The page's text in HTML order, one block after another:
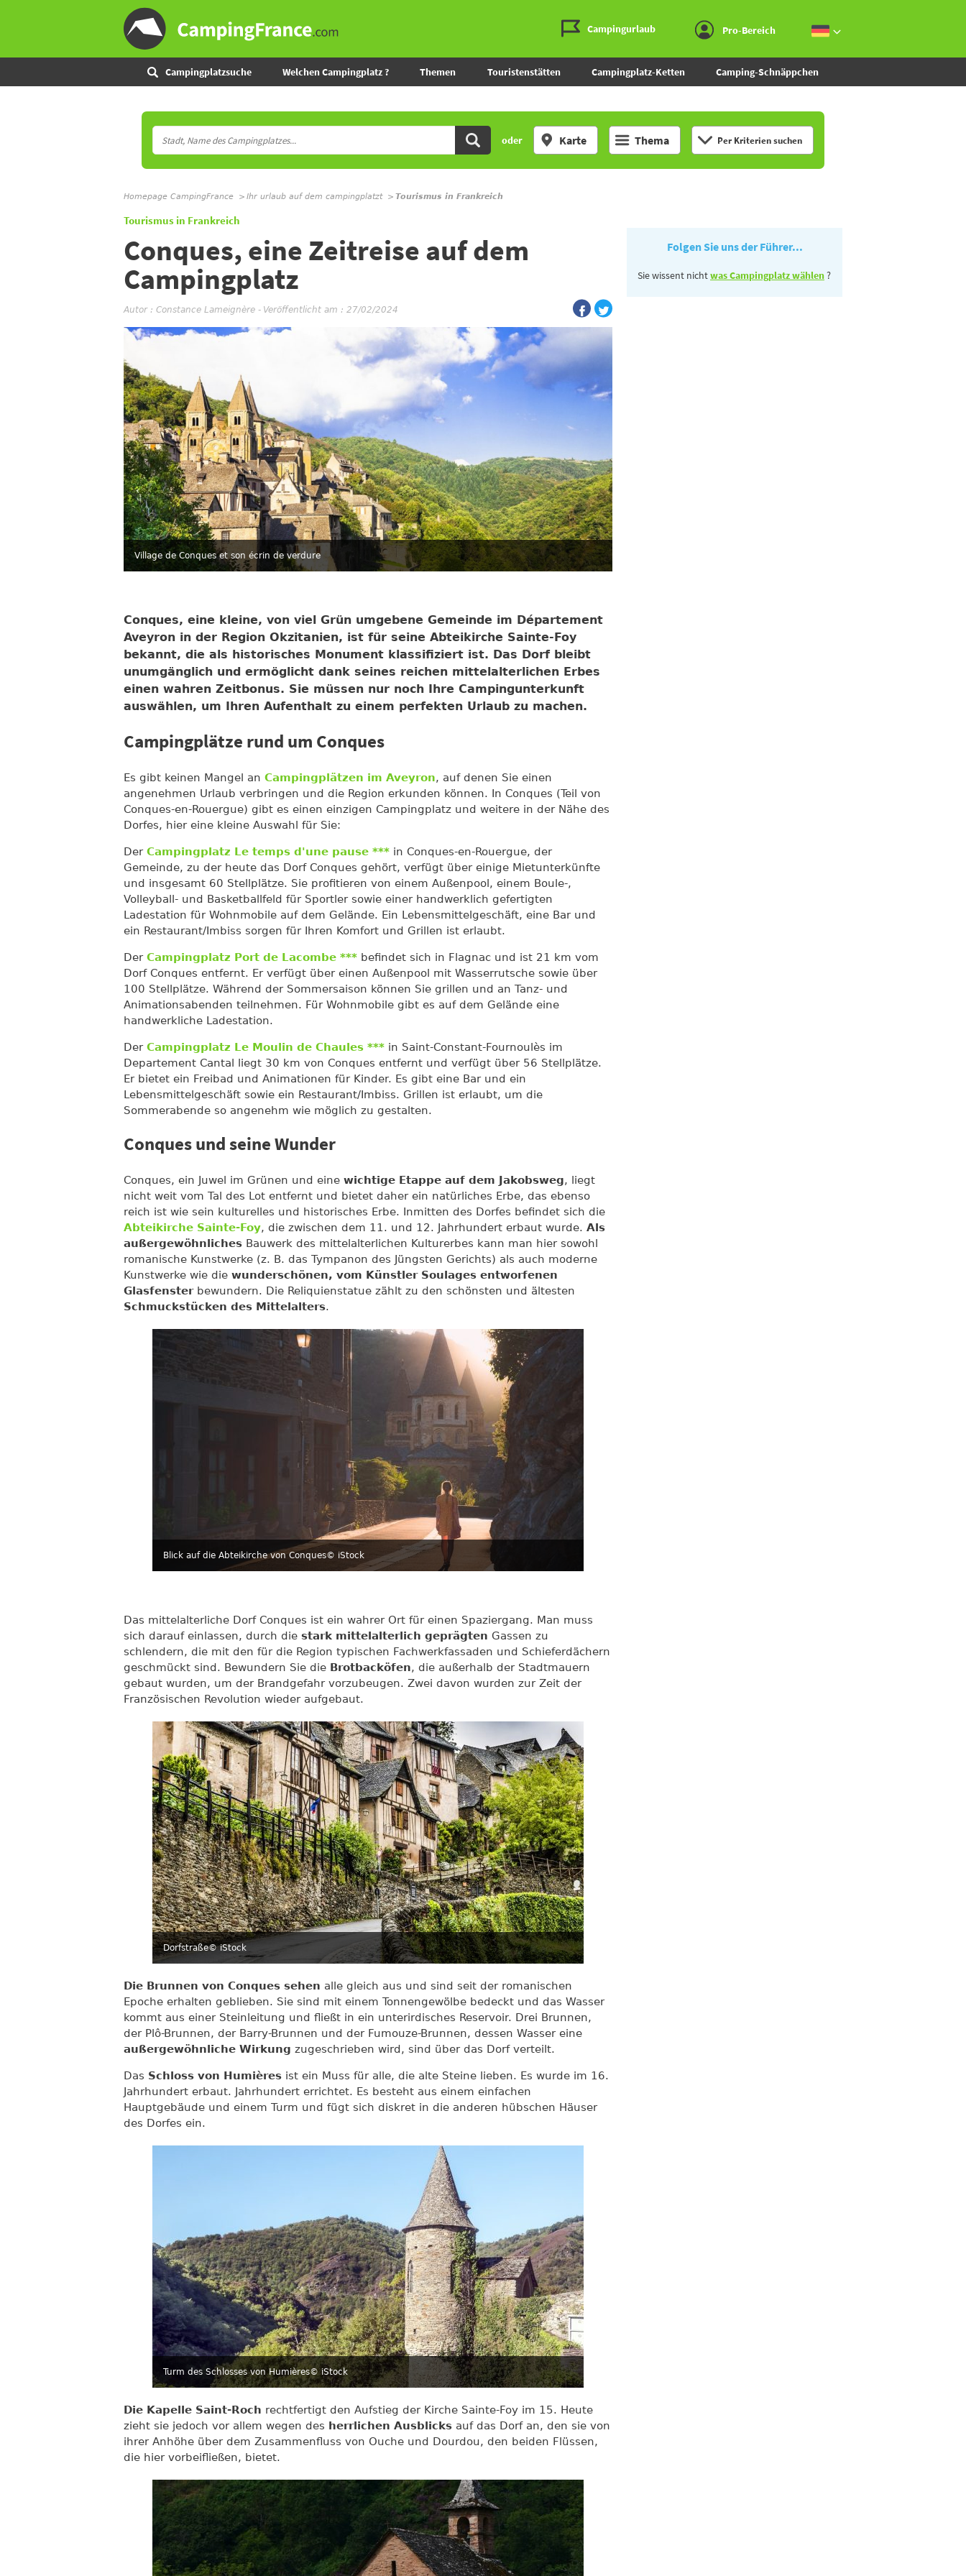
Campingurlaub Pro-Bereich
Campingplatzsuche Welchen Campingplatz ? Themen Touristenstätten Campingplatz-Ketten Camping-Schnäppchen
oder Karte Thema Per Kriterien suchen
Homepage CampingFrance Ihr urlaub auf dem campingplatzt Tourismus in Frankreich
Tourismus in Frankreich
Conques, eine Zeitreise auf dem
Campingplatz
Autor : Constance Lameignère - Veröffentlicht am : 27/02/2024
Village de Conques et son écrin de verdure
Conques, eine kleine, von viel Grün umgebene Gemeinde im Département
Aveyron in der Region Okzitanien, ist für seine Abteikirche Sainte-Foy
bekannt, die als historisches Monument klassifiziert ist. Das Dorf bleibt
unumgänglich und ermöglicht dank seines reichen mittelalterlichen Erbes
einen wahren Zeitbonus. Sie müssen nur noch Ihre Campingunterkunft
auswählen, um Ihren Aufenthalt zu einem perfekten Urlaub zu machen.
Campingplätze rund um Conques
Es gibt keinen Mangel an Campingplätzen im Aveyron, auf denen Sie einen
angenehmen Urlaub verbringen und die Region erkunden können. In Conques (Teil von
Conques-en-Rouergue) gibt es einen einzigen Campingplatz und weitere in der Nähe des
Dorfes, hier eine kleine Auswahl für Sie:
Der Campingplatz Le temps d'une pause *** in Conques-en-Rouergue, der
Gemeinde, zu der heute das Dorf Conques gehört, verfügt über einige Mietunterkünfte
und insgesamt 60 Stellplätze. Sie profitieren von einem Außenpool, einem Boule-,
Volleyball- und Basketballfeld für Sportler sowie einer handwerklich gefertigten
Ladestation für Wohnmobile auf dem Gelände. Ein Lebensmittelgeschäft, eine Bar und
ein Restaurant/Imbiss sorgen für Ihren Komfort und Grillen ist erlaubt.
Der Campingplatz Port de Lacombe *** befindet sich in Flagnac und ist 21 km vom
Dorf Conques entfernt. Er verfügt über einen Außenpool mit Wasserrutsche sowie über
100 Stellplätze. Während der Sommersaison können Sie grillen und an Tanz- und
Animationsabenden teilnehmen. Für Wohnmobile gibt es auf dem Gelände eine
handwerkliche Ladestation.
Der Campingplatz Le Moulin de Chaules *** in Saint-Constant-Fournoulès im
Departement Cantal liegt 30 km von Conques entfernt und verfügt über 56 Stellplätze.
Er bietet ein Freibad und Animationen für Kinder. Es gibt eine Bar und ein
Lebensmittelgeschäft sowie ein Restaurant/Imbiss. Grillen ist erlaubt, um die
Sommerabende so angenehm wie möglich zu gestalten.
Conques und seine Wunder
Conques, ein Juwel im Grünen und eine wichtige Etappe auf dem Jakobsweg, liegt
nicht weit vom Tal des Lot entfernt und bietet daher ein natürliches Erbe, das ebenso
reich ist wie sein kulturelles und historisches Erbe. Inmitten des Dorfes befindet sich die
Abteikirche Sainte-Foy, die zwischen dem 11. und 12. Jahrhundert erbaut wurde. Als
außergewöhnliches Bauwerk des mittelalterlichen Kulturerbes kann man hier sowohl
romanische Kunstwerke (z. B. das Tympanon des Jüngsten Gerichts) als auch moderne
Kunstwerke wie die wunderschönen, vom Künstler Soulages entworfenen
Glasfensterbewundern. Die Reliquienstatue zählt zu den schönsten und ältesten
Schmuckstücken des Mittelalters.
Blick auf die Abteikirche von Conques© iStock
Das mittelalterliche Dorf Conques ist ein wahrer Ort für einen Spaziergang. Man muss
sich darauf einlassen, durch die stark mittelalterlich geprägten Gassen zu
schlendern, die mit den für die Region typischen Fachwerkfassaden und Schieferdächern
geschmückt sind. Bewundern Sie die Brotbacköfen, die außerhalb der Stadtmauern
gebaut wurden, um der Brandgefahr vorzubeugen. Zwei davon wurden zur Zeit der
Französischen Revolution wieder aufgebaut.
Dorfstraße© iStock
Die Brunnen von Conques sehen alle gleich aus und sind seit der romanischen
Epoche erhalten geblieben. Sie sind mit einem Tonnengewölbe bedeckt und das Wasser
kommt aus einer Steinleitung und fließt in ein unterirdisches Reservoir. Drei Brunnen,
der Plô-Brunnen, der Barry-Brunnen und der Fumouze-Brunnen, dessen Wasser eine
außergewöhnliche Wirkung zugeschrieben wird, sind über das Dorf verteilt.
Das Schloss von Humières ist ein Muss für alle, die alte Steine lieben. Es wurde im 16.
Jahrhundert erbaut. Jahrhundert errichtet. Es besteht aus einem einfachen
Hauptgebäude und einem Turm und fügt sich diskret in die anderen hübschen Häuser
des Dorfes ein.
Turm des Schlosses von Humières© iStock
Die Kapelle Saint-Roch rechtfertigt den Aufstieg der Kirche Sainte-Foy im 15. Heute
zieht sie jedoch vor allem wegen des herrlichen Ausblicks auf das Dorf an, den sie von
ihrer Anhöhe über dem Zusammenfluss von Ouche und Dourdou, den beiden Flüssen,
die hier vorbeifließen, bietet.
Folgen Sie uns der Führer...
Sie wissent nichtwas Campingplatz wählen?